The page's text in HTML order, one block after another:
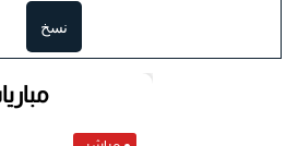
نسخ